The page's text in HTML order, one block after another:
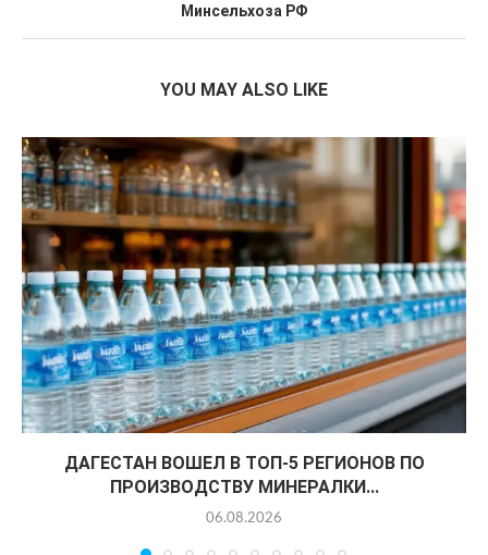
Минсельхоза РФ
YOU MAY ALSO LIKE
ДАГЕСТАН ВОШЕЛ В ТОП-5 РЕГИОНОВ ПО
ПРОИЗВОДСТВУ МИНЕРАЛКИ...
06.08.2026